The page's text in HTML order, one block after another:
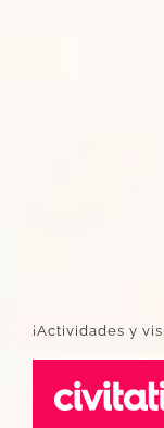
¡Actividades y